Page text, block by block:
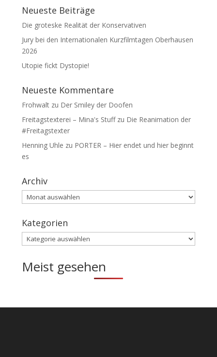
Neueste Beiträge
Die groteske Realität der Konservativen
Jury bei den Internationalen Kurzfilmtagen Oberhausen
2026
Utopie fickt Dystopie!
Neueste Kommentare
Frohwaltzu Der Smiley der Doofen
Freitagstexterei – Mina's Stuffzu Die Reanimation der
#Freitagstexter
Henning Uhle zu PORTER – Hier endet und hier beginnt
es
Archiv
Archiv
Kategorien
Kategorien
Meist gesehen